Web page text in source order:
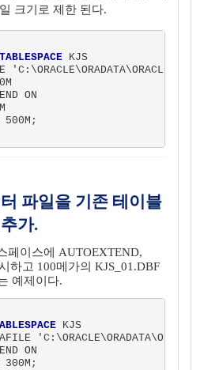
크기로 제한 된다.
KJS
ON
500M;
파일을 기존 테이블
가.
페이스에 AUTOEXTEND,
하고 100메가의 KJS_01.DBF
예제이다.
KJS
ON
300M;